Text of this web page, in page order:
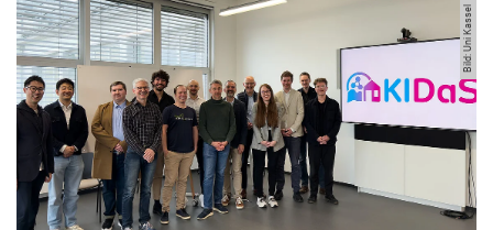
Bild: Uni Kassel